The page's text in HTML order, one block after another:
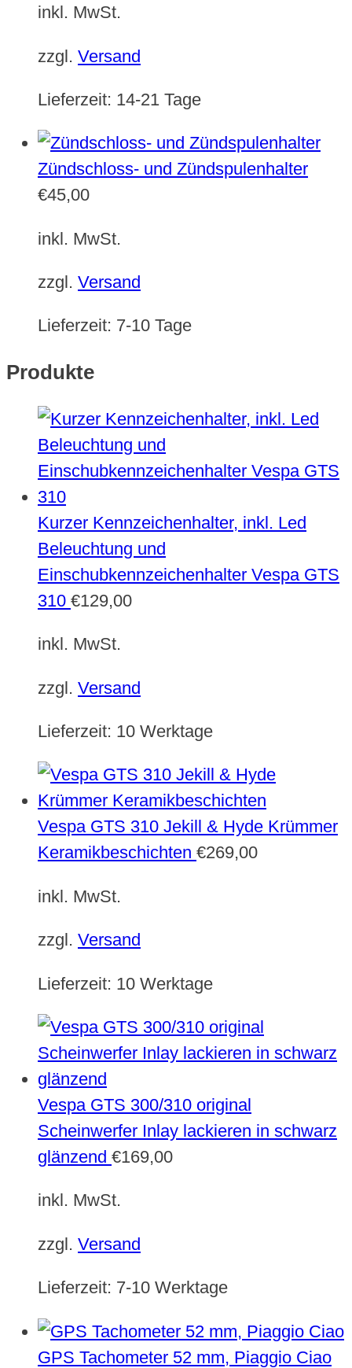
inkl. MwSt.
zzgl. Versand
Lieferzeit: 14-21 Tage
Zündschloss- und Zündspulenhalter
€45,00
inkl. MwSt.
zzgl. Versand
Lieferzeit: 7-10 Tage
Produkte
Kurzer Kennzeichenhalter, inkl. Led
Beleuchtung und
Einschubkennzeichenhalter Vespa GTS
310 €129,00
inkl. MwSt.
zzgl. Versand
Lieferzeit: 10 Werktage
Vespa GTS 310 Jekill & Hyde Krümmer
Keramikbeschichten €269,00
inkl. MwSt.
zzgl. Versand
Lieferzeit: 10 Werktage
Vespa GTS 300/310 original
Scheinwerfer Inlay lackieren in schwarz
glänzend €169,00
inkl. MwSt.
zzgl. Versand
Lieferzeit: 7-10 Werktage
GPS Tachometer 52 mm, Piaggio Ciao